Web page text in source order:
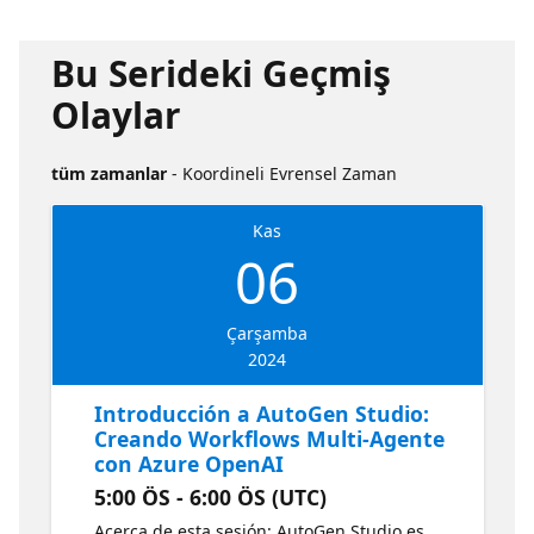
Bu Serideki Geçmiş
Olaylar
tüm zamanlar - Koordineli Evrensel Zaman
Kas
06
Çarşamba
2024
Introducción a AutoGen Studio:
Creando Workflows Multi-Agente
con Azure OpenAI
5:00 ÖS - 6:00 ÖS (UTC)